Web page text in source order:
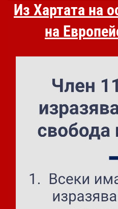
Из Хартата на
на